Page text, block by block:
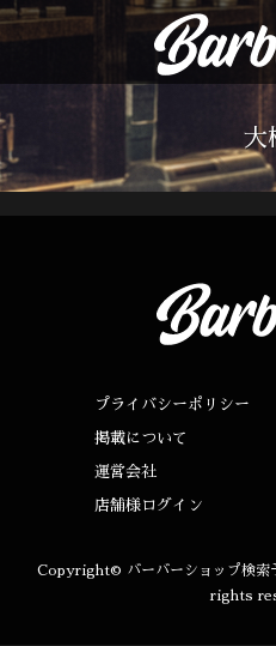
大
プライバシーポリシー
掲載について
運営会社
店舗様ログイン
Copyright© バーバーショップ検
rights